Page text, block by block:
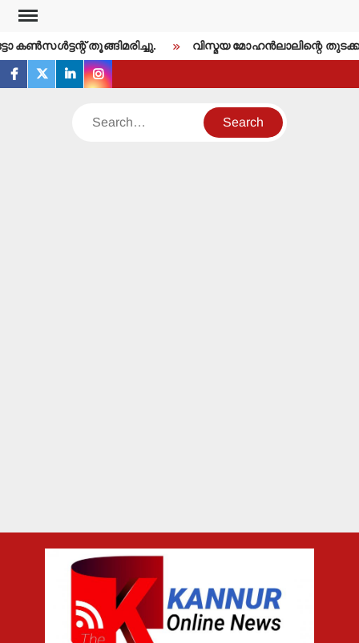
Skip
content
കണ്‍സള്‍ട്ടന്റ് തൂങ്ങിമരിച്ചു. വിസ്മയ മോഹന്‍ലാലിന്റെ തുടക്കം
facebook
twitterlinkedininstagram
Search